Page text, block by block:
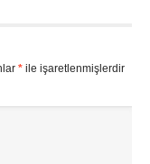
*ile işaretlenmişlerdir